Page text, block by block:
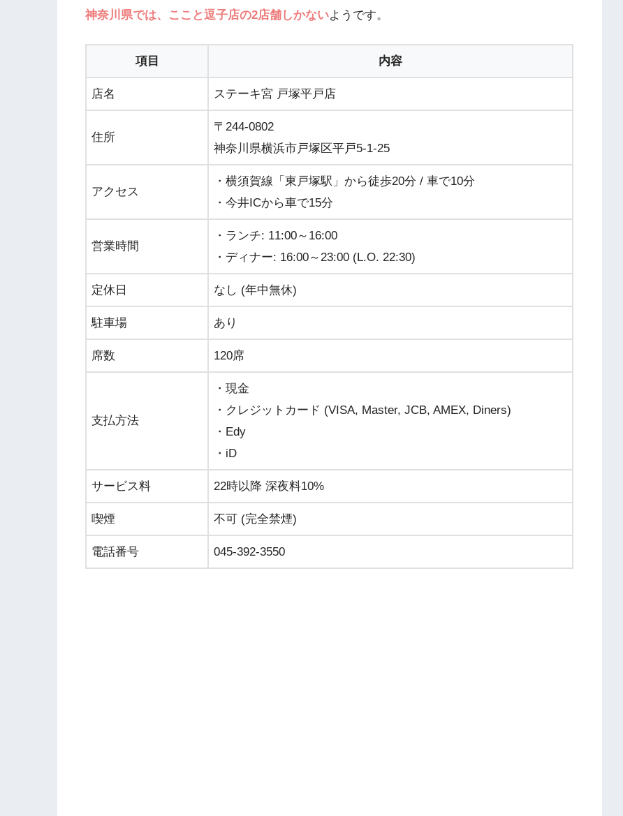
神奈川県では、ここと逗子店の2店舗しかないようです。
項目 内容
店名 ステーキ宮 戸塚平戸店
住所
〒244-0802
神奈川県横浜市戸塚区平戸5-1-25
アクセス
・横須賀線「東戸塚駅」から徒歩20分 / 車で10分
・今井ICから車で15分
営業時間
・ランチ: 11:00～16:00
・ディナー: 16:00～23:00 (L.O. 22:30)
定休日 なし (年中無休)
駐車場 あり
席数 120席
支払方法
・現金
・クレジットカード (VISA, Master, JCB, AMEX, Diners)
・Edy
・iD
サービス料 22時以降 深夜料10%
喫煙 不可 (完全禁煙)
電話番号 045-392-3550